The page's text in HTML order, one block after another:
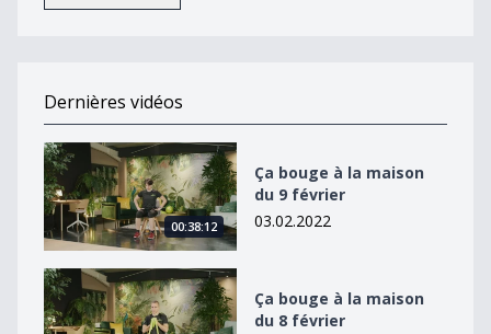
Dernières vidéos
Ça bouge à la maison du 9 février
00:38:12
Ça bouge à la maison
du 9 février
03.02.2022
Ça bouge à la maison du 8 février
Ça bouge à la maison
du 8 février